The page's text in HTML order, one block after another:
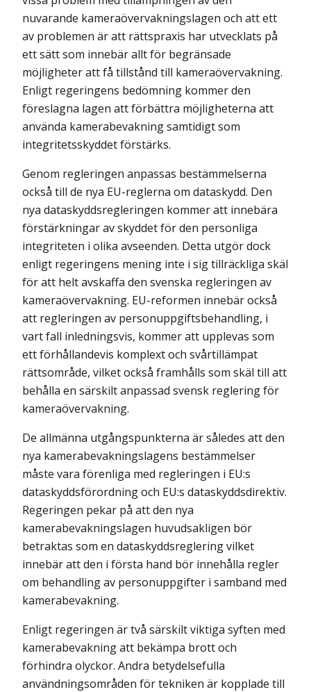
nuvarande kameraövervakningslagen och att ett
av problemen är att rättspraxis har utvecklats på
ett sätt som innebär allt för begränsade
möjligheter att få tillstånd till kameraövervakning.
Enligt regeringens bedömning kommer den
föreslagna lagen att förbättra möjligheterna att
använda kamerabevakning samtidigt som
integritetsskyddet förstärks.
Genom regleringen anpassas bestämmelserna
också till de nya EU-reglerna om dataskydd. Den
nya dataskyddsregleringen kommer att innebära
förstärkningar av skyddet för den personliga
integriteten i olika avseenden. Detta utgör dock
enligt regeringens mening inte i sig tillräckliga skäl
för att helt avskaffa den svenska regleringen av
kameraövervakning. EU-reformen innebär också
att regleringen av personuppgiftsbehandling, i
vart fall inledningsvis, kommer att upplevas som
ett förhållandevis komplext och svårtillämpat
rättsområde, vilket också framhålls som skäl till att
behålla en särskilt anpassad svensk reglering för
kameraövervakning.
De allmänna utgångspunkterna är således att den
nya kamerabevakningslagens bestämmelser
måste vara förenliga med regleringen i EU:s
dataskyddsförordning och EU:s dataskyddsdirektiv.
Regeringen pekar på att den nya
kamerabevakningslagen huvudsakligen bör
betraktas som en dataskyddsreglering vilket
innebär att den i första hand bör innehålla regler
om behandling av personuppgifter i samband med
kamerabevakning.
Enligt regeringen är två särskilt viktiga syften med
kamerabevakning att bekämpa brott och
förhindra olyckor. Andra betydelsefulla
användningsområden för tekniken är kopplade till